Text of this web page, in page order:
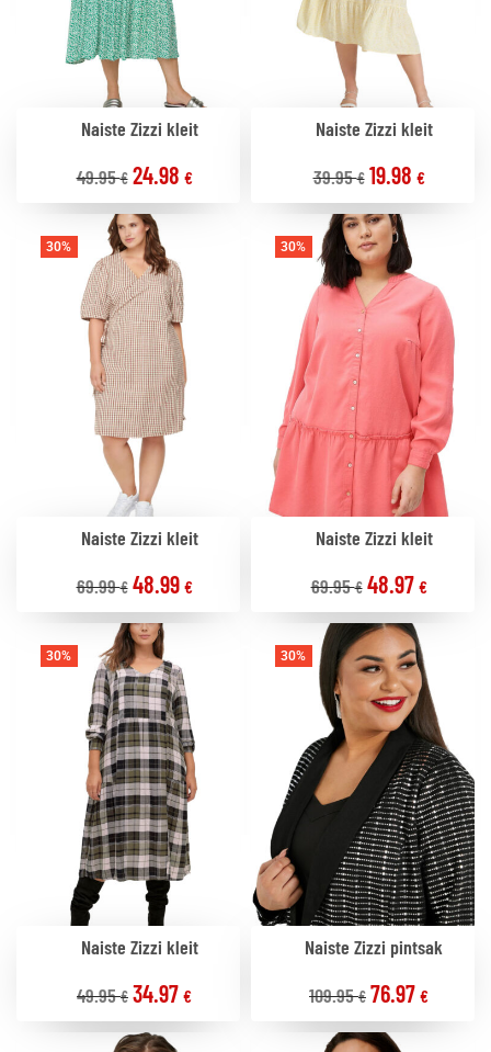
Naiste Zizzi kleit
49.95€ 24.98 €
Naiste Zizzi kleit
39.95€ 19.98 €
30%
Naiste Zizzi kleit
69.99€ 48.99 €
30%
Naiste Zizzi kleit
69.95€ 48.97 €
30%
Naiste Zizzi kleit
49.95€ 34.97 €
30%
Naiste Zizzi pintsak
109.95€ 76.97 €